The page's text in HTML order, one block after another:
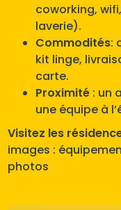
coworking,
laverie).
Commodités:
kit linge,
carte.
Proximité : un
une équipe à
Visitez les
images :
photos